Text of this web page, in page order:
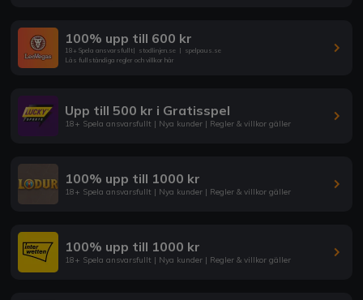
100% upp till 600 kr
18+ Spela ansvarsfullt| stodlinjen.se | spelpaus.se
Läs fullständiga regler och villkor här
Upp till 500 kr i Gratisspel
18+ Spela ansvarsfullt | Nya kunder | Regler & villkor gäller
100% upp till 1000 kr
18+ Spela ansvarsfullt | Nya kunder | Regler & villkor gäller
100% upp till 1000 kr
18+ Spela ansvarsfullt | Nya kunder | Regler & villkor gäller